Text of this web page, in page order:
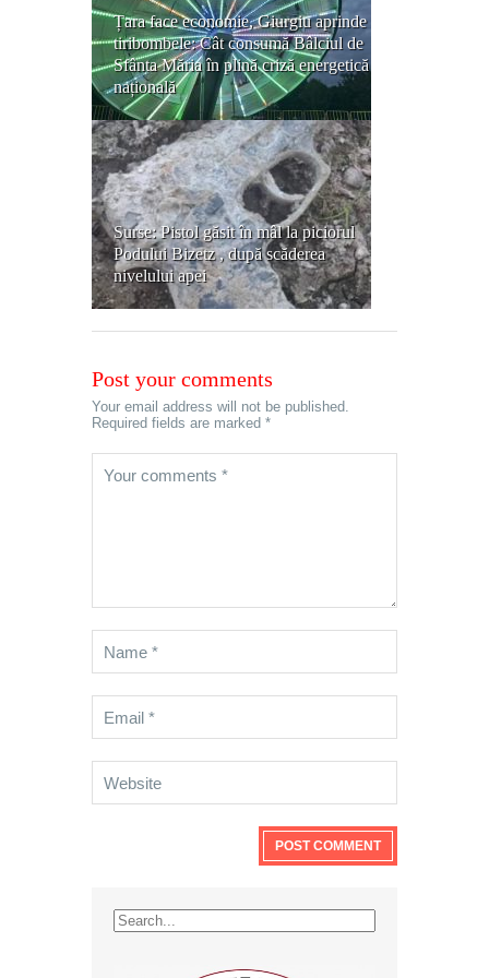
Țara face economie, Giurgiu aprinde
tiribombele: Cât consumă Bâlciul de
Sfânta Măria în plină criză energetică
națională
Surse: Pistol găsit în mâl la piciorul
Podului Bizetz , după scăderea
nivelului apei
Post your comments
Your email address will not be published.
Required fields are marked *